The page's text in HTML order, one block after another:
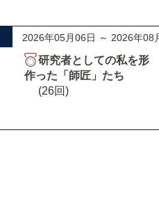
2026年05月06日 ～ 2026年08
研究者としての私を形
作った「師匠」たち
(26回)